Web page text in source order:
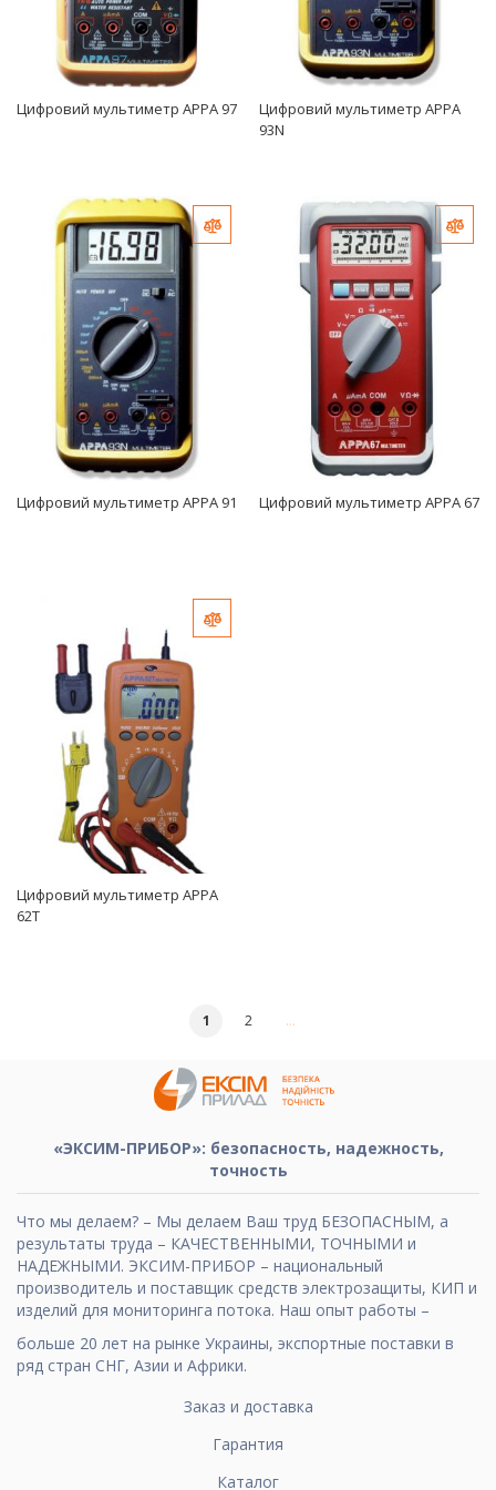
Цифровий мультиметр APPA 97
Цифровий мультиметр APPA
93N
Цифровий мультиметр APPA 91
Добавить в сравнение
Цифровий мультиметр APPA 67
Цифровий мультиметр APPA
62T
Добавить в сравнение
Страница
You're currently reading page
1 Страница
2 Страница
Дальше
«ЭКСИМ-ПРИБОР»: безопасность, надежность,
точность
Что мы делаем? – Мы делаем Ваш труд БЕЗОПАСНЫМ, а
результаты труда – КАЧЕСТВЕННЫМИ, ТОЧНЫМИ и
НАДЕЖНЫМИ. ЭКСИМ-ПРИБОР – национальный
производитель и поставщик средств электрозащиты, КИП и
изделий для мониторинга потока. Наш опыт работы –
больше 20 лет на рынке Украины, экспортные поставки в
ряд стран СНГ, Азии и Африки.
Заказ и доставка
Гарантия
Каталог